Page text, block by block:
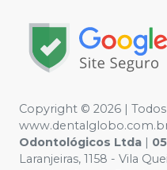
Copyright © 2026 |
Odontológicos Ltda |
Laranjeiras, 1158 - Vila